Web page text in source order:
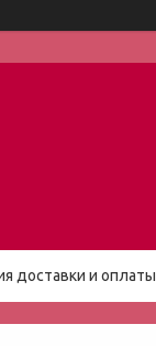
доставки и оплаты